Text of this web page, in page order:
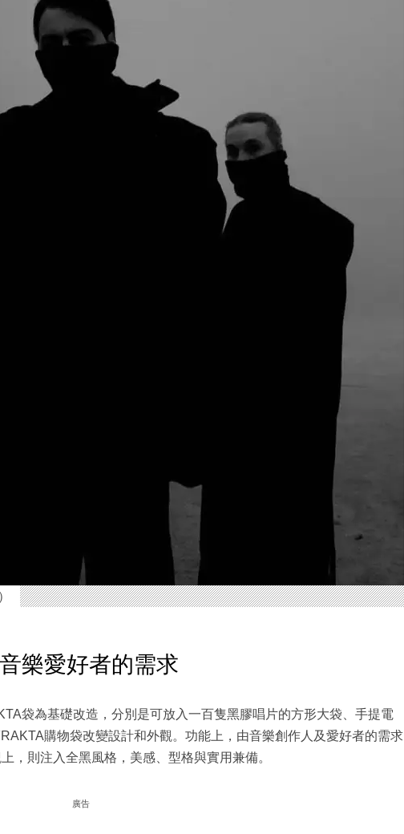
樂愛好者的需求
袋為基礎改造，分別是可放入一百隻黑膠唱片的方形大袋、手提電
購物袋改變設計和外觀。功能上，由音樂創作人及愛好者的需求
，則注入全黑風格，美感、型格與實用兼備。
廣告